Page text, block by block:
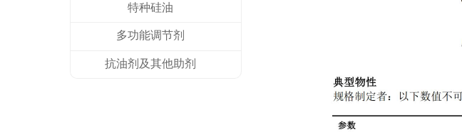
特种硅油
多功能调节剂
抗油剂及其他助剂